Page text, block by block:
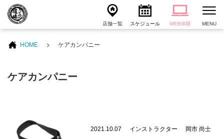
店舗一覧 スケジュール WEB体験 MENU
HOME ケアカンパニー
ケアカンパニー
2021.10.07 インストラクター 岡市 尚士